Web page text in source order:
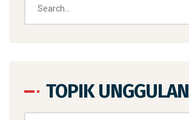
TOPIK UNGGULAN
Topik